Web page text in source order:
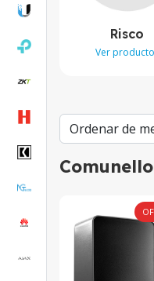
Risco
Ver
Comunello